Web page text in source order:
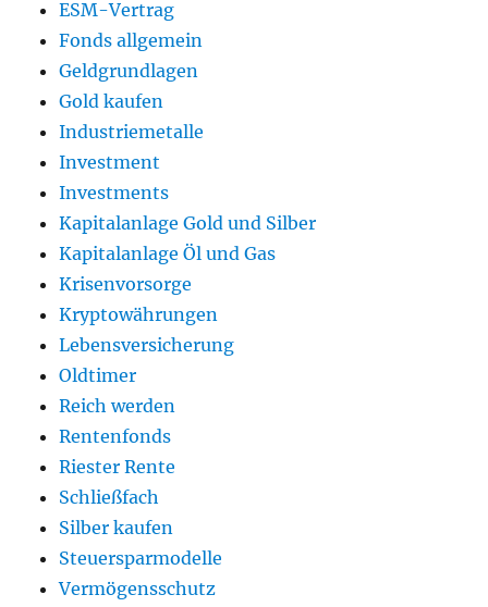
ESM-Vertrag
Fonds allgemein
Geldgrundlagen
Gold kaufen
Industriemetalle
Investment
Investments
Kapitalanlage Gold und Silber
Kapitalanlage Öl und Gas
Krisenvorsorge
Kryptowährungen
Lebensversicherung
Oldtimer
Reich werden
Rentenfonds
Riester Rente
Schließfach
Silber kaufen
Steuersparmodelle
Vermögensschutz